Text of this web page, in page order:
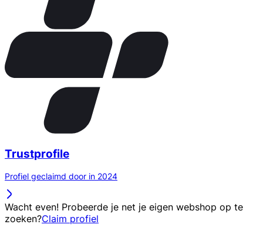
Trustprofile
Profiel geclaimd door in 2024
Wacht even! Probeerde je net je eigen webshop op te
zoeken?Claim profiel